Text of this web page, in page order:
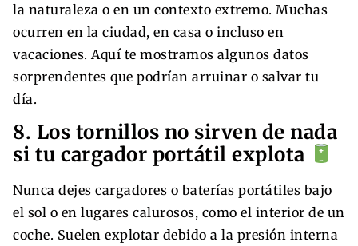
la naturaleza o en un contexto extremo. Muchas
ocurren en la ciudad, en casa o incluso en
vacaciones. Aquí te mostramos algunos datos
sorprendentes que podrían arruinar o salvar tu
día.
8. Los tornillos no sirven de nada
si tu cargador portátil explota
Nunca dejes cargadores o baterías portátiles bajo
el sol o en lugares calurosos, como el interior de un
coche. Suelen explotar debido a la presión interna